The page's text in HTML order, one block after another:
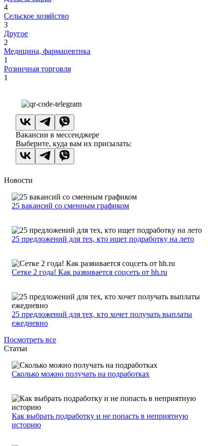
4
Сельское хозяйство
3
Другое
2
Медицина, фармацевтика
1
Розничная торговля
1
Вакансии в мессенджере
Выберите, куда вам их присылать:
Новости
25 вакансий со сменным графиком
25 предложений для тех, кто ищет подработку на лето
Сетке 2 года! Как развивается соцсеть от hh.ru
25 предложений для тех, кто хочет получать выплаты
ежедневно
Посмотреть все
Статьи
Сколько можно получать на подработках
Как выбрать подработку и не попасть в неприятную
историю